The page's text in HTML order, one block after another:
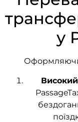
у
Оформляючи